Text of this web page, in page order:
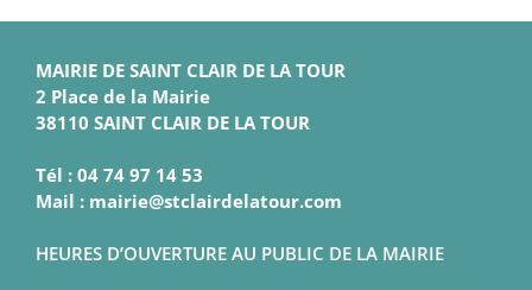
MAIRIE DE SAINT CLAIR DE LA TOUR
2 Place de la Mairie
38110 SAINT CLAIR DE LA TOUR
Tél : 04 74 97 14 53
Mail : mairie@stclairdelatour.com
HEURES D’OUVERTURE AU PUBLIC DE LA MAIRIE